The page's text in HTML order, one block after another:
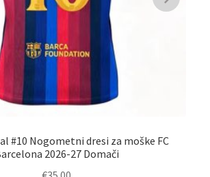
#10 Nogometni dresi za moške FC
2026-27 Domači